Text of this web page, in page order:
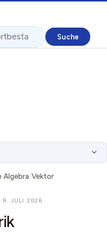
Algebra Vektor
9. JULI 2026